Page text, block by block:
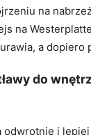
na
na
a dopiero
do
odwrotnie i